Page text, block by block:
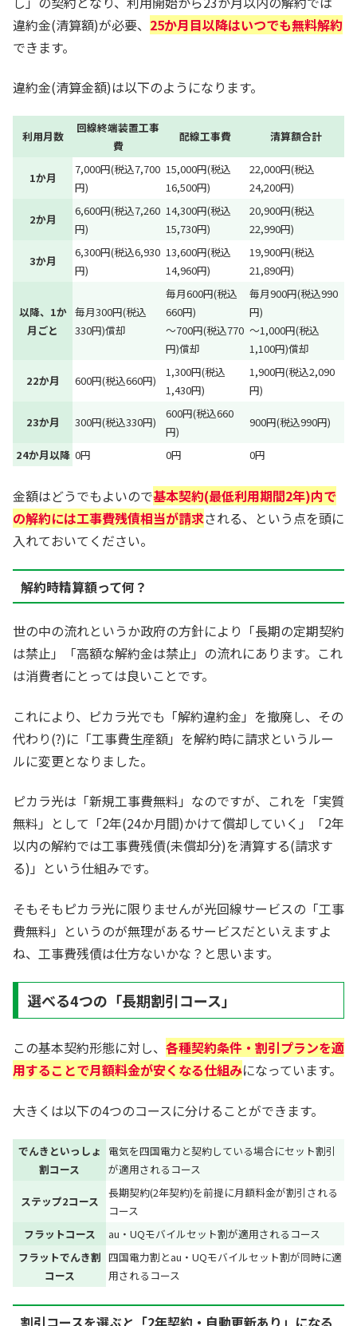
違約金(清算額)が必要、 25か月目以降はいつでも無料解約
できます。
違約金(清算金額)は以下のようになります。
利用月数
回線終端装置工事
費
配線工事費 清算額合計
1か月
7,000円(税込7,700
円)
15,000円(税込
16,500円)
22,000円(税込
24,200円)
2か月
6,600円(税込7,260
円)
14,300円(税込
15,730円)
20,900円(税込
22,990円)
3か月
6,300円(税込6,930
円)
13,600円(税込
14,960円)
19,900円(税込
21,890円)
以降、1か
月ごと
毎月300円(税込
330円)償却
毎月600円(税込
660円)
～700円(税込770
円)償却
毎月900円(税込990
円)
～1,000円(税込
1,100円)償却
22か月 600円(税込660円)
1,300円(税込
1,430円)
1,900円(税込2,090
円)
23か月 300円(税込330円)
600円(税込660
円)
900円(税込990円)
24か月以降 0円 0円 0円
金額はどうでもよいので基本契約(最低利用期間2年)内で
の解約には工事費残債相当が請求される、という点を頭に
入れておいてください。
解約時精算額って何？
世の中の流れというか政府の方針により「長期の定期契約
は禁止」「高額な解約金は禁止」の流れにあります。これ
は消費者にとっては良いことです。
これにより、ピカラ光でも「解約違約金」を撤廃し、その
代わり(?)に「工事費生産額」を解約時に請求というルー
ルに変更となりました。
ピカラ光は「新規工事費無料」なのですが、これを「実質
無料」として「2年(24か月間)かけて償却していく」「2年
以内の解約では工事費残債(未償却分)を清算する(請求す
る)」という仕組みです。
そもそもピカラ光に限りませんが光回線サービスの「工事
費無料」というのが無理があるサービスだといえますよ
ね、工事費残債は仕方ないかな？と思います。
選べる4つの「長期割引コース」
この基本契約形態に対し、 各種契約条件・割引プランを適
用することで月額料金が安くなる仕組みになっています。
大きくは以下の4つのコースに分けることができます。
でんきといっしょ
割コース
電気を四国電力と契約している場合にセット割引
が適用されるコース
ステップ2コース
長期契約(2年契約)を前提に月額料金が割引される
コース
フラットコース
au・UQモバイルセット割が適用されるコース
フラットでんき割
コース
四国電力割とau・UQモバイルセット割が同時に適
用されるコース
割引コースを選ぶと「2年契約・自動更新あり」になる